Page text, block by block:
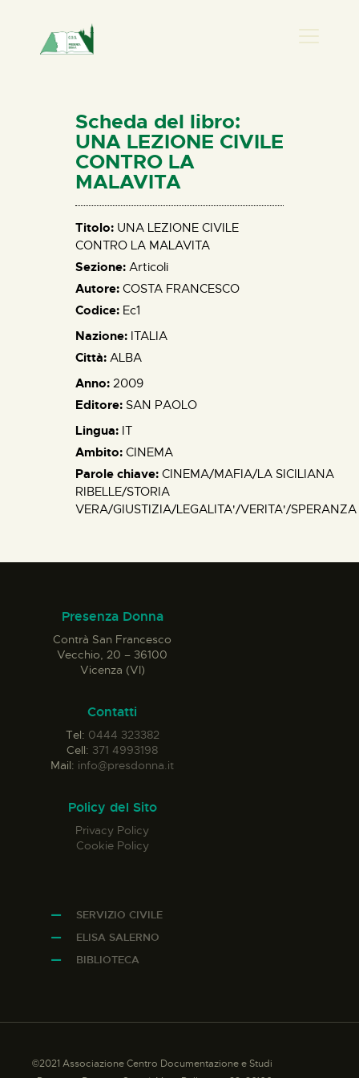
HOME
CHI SIAMO
NEWS
PERCORSI
ELISA SALERNO
CONTATTI
Scheda del libro:
UNA LEZIONE CIVILE
CONTRO LA
MALAVITA
Titolo: UNA LEZIONE CIVILE
CONTRO LA MALAVITA
Sezione: Articoli
Autore: COSTA FRANCESCO
Codice: Ec1
Nazione: ITALIA
Città: ALBA
Anno: 2009
Editore: SAN PAOLO
Lingua: IT
Ambito: CINEMA
Parole chiave: CINEMA/MAFIA/LA SICILIANA
RIBELLE/STORIA
VERA/GIUSTIZIA/LEGALITA'/VERITA'/SPERANZA
Presenza Donna
Contrà San Francesco
Vecchio, 20 – 36100
Vicenza (VI)
Contatti
Tel: 0444 323382
Cell: 371 4993198
Mail: info@presdonna.it
Policy del Sito
Privacy Policy
Cookie Policy
SERVIZIO CIVILE
ELISA SALERNO
BIBLIOTECA
©2021 Associazione Centro Documentazione e Studi